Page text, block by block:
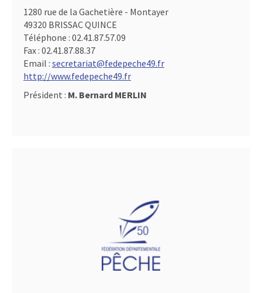
1280 rue de la Gachetière - Montayer
49320 BRISSAC QUINCE
Téléphone : 02.41.87.57.09
Fax : 02.41.87.88.37
Email : secretariat@fedepeche49.fr
http://www.fedepeche49.fr
Président : M. Bernard MERLIN